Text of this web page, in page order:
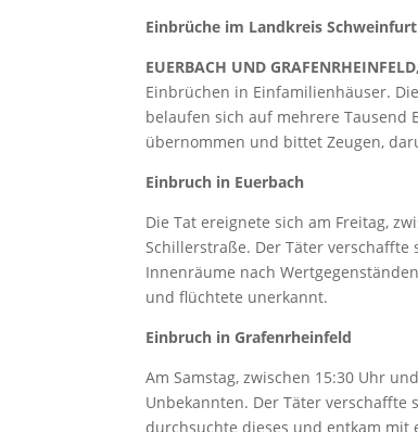
Einbrüche im Landkreis
EUERBACH UND
Einbrüchen in Einfamilienhäuser.
belaufen sich auf mehrere Tausend
übernommen und bittet Zeugen,
Einbruch in Euerbach
Die Tat ereignete sich am Freitag,
Schillerstraße. Der Täter
Innenräume nach
und flüchtete unerkannt.
Einbruch in Grafenrheinfeld
Am Samstag, zwischen 15:30 Uhr
Unbekannten. Der Täter verschaffte
durchsuchte dieses und entkam mit